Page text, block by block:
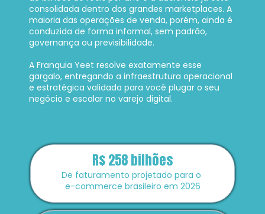
consolidada dentro dos grandes marketplaces. A
maioria das operações de venda, porém, ainda é
conduzida de forma informal, sem padrão,
governança ou previsibilidade.
A Franquia Yeet resolve exatamente esse
gargalo, entregando a infraestrutura operacional
e estratégica validada para você plugar o seu
negócio e escalar no varejo digital.
R$ 258 bilhões
De faturamento projetado para o
e-commerce brasileiro em 2026